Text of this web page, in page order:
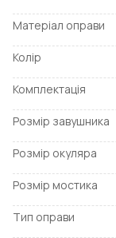
Матеріал оправи
Колір
Комплектація
Розмір завушника
Розмір окуляра
Розмір мостика
Тип оправи